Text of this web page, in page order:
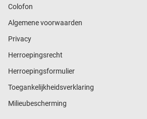
Colofon
Algemene voorwaarden
Privacy
Herroepingsrecht
Herroepingsformulier
Toegankelijkheidsverklaring
Milieubescherming